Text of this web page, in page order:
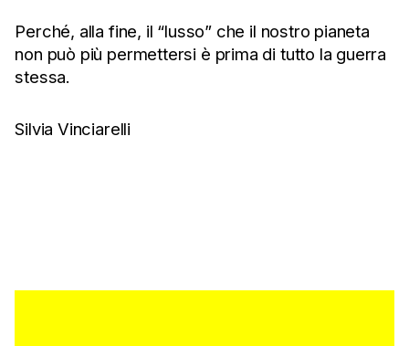
Perché, alla fine, il “lusso” che il nostro pianeta
non può più permettersi è prima di tutto la guerra
stessa.
Silvia Vinciarelli